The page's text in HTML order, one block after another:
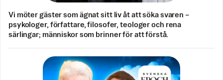
Vi möter gäster som ägnat sitt liv åt att söka svaren –
psykologer, författare, filosofer, teologer och rena
särlingar; människor som brinner för att förstå.